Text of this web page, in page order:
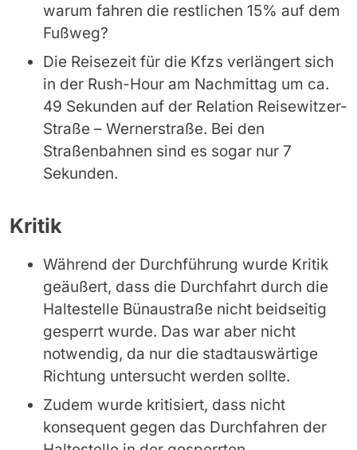
warum fahren die restlichen 15% auf dem
Fußweg?
Die Reisezeit für die Kfzs verlängert sich
in der Rush-Hour am Nachmittag um ca.
49 Sekunden auf der Relation Reisewitzer-
Straße – Wernerstraße. Bei den
Straßenbahnen sind es sogar nur 7
Sekunden.
Kritik
Während der Durchführung wurde Kritik
geäußert, dass die Durchfahrt durch die
Haltestelle Bünaustraße nicht beidseitig
gesperrt wurde. Das war aber nicht
notwendig, da nur die stadtauswärtige
Richtung untersucht werden sollte.
Zudem wurde kritisiert, dass nicht
konsequent gegen das Durchfahren der